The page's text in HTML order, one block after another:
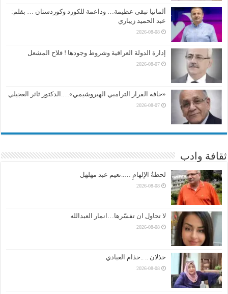
ألمانيا تبقى عظيمة… وداعمة للكورد وكوردستان … بقلم:
عبد الحميد زيباري
2026-08-08
إدارة الدولة العراقية وشروط وجودها ! فلاح المشعل
2026-08-07
«حافة القرار الترامبي الهيروشيمي»….الدكتور ثائر العجيلي
2026-08-07
ثقافة وادب
لحظةُ الإلهامِ …..نعيم عبد مهلهل
2026-08-08
لا تحاول ان تفسّرها…انمار العبدالله
2026-08-08
خذلان .. ..حذام العبادي
2026-08-08